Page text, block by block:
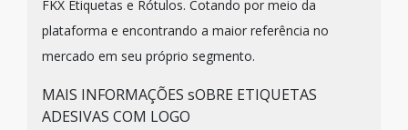
FKX Etiquetas e Rótulos. Cotando por meio da
plataforma e encontrando a maior referência no
mercado em seu próprio segmento.
MAIS INFORMAÇÕES sOBRE ETIQUETAS
ADESIVAS COM LOGO